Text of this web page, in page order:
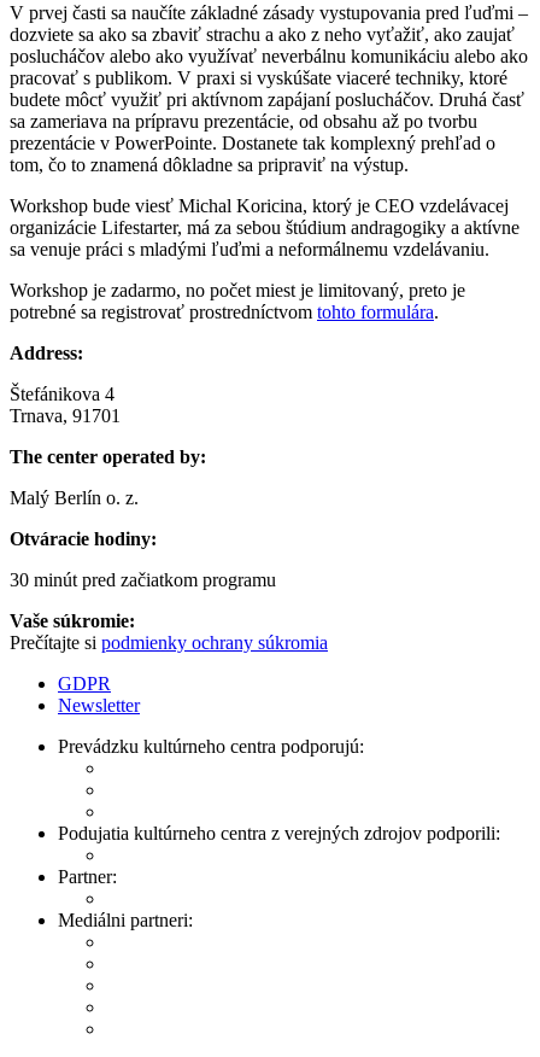
V prvej časti sa naučíte základné zásady vystupovania pred ľuďmi –
dozviete sa ako sa zbaviť strachu a ako z neho vyťažiť, ako zaujať
poslucháčov alebo ako využívať neverbálnu komunikáciu alebo ako
pracovať s publikom. V praxi si vyskúšate viaceré techniky, ktoré
budete môcť využiť pri aktívnom zapájaní poslucháčov. Druhá časť
sa zameriava na prípravu prezentácie, od obsahu až po tvorbu
prezentácie v PowerPointe. Dostanete tak komplexný prehľad o
tom, čo to znamená dôkladne sa pripraviť na výstup.
Workshop bude viesť Michal Koricina, ktorý je CEO vzdelávacej
organizácie Lifestarter, má za sebou štúdium andragogiky a aktívne
sa venuje práci s mladými ľuďmi a neformálnemu vzdelávaniu.
Workshop je zadarmo, no počet miest je limitovaný, preto je
potrebné sa registrovať prostredníctvom tohto formulára.
Address:
Štefánikova 4
Trnava, 91701
The center operated by:
Malý Berlín o. z.
Otváracie hodiny:
30 minút pred začiatkom programu
Vaše súkromie:
Prečítajte si podmienky ochrany súkromia
GDPR
Newsletter
Prevádzku kultúrneho centra podporujú:
Podujatia kultúrneho centra z verejných zdrojov podporili:
Partner:
Mediálni partneri: